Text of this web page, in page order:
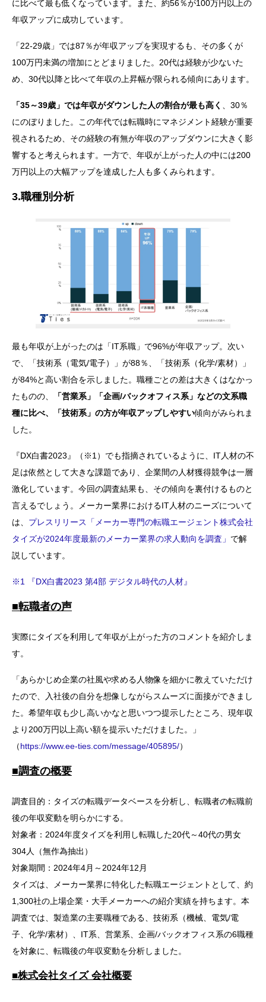
に比べて最も低くなっています。また、約56％が100万円以上の
年収アップに成功しています。
「22-29歳」では87％が年収アップを実現するも、その多くが
100万円未満の増加にとどまりました。20代は経験が少ないた
め、30代以降と比べて年収の上昇幅が限られる傾向にあります。
「35～39歳」では年収がダウンした人の割合が最も高く
、30％
にのぼりました。この年代では転職時にマネジメント経験が重要
視されるため、その経験の有無が年収のアップダウンに大きく影
響すると考えられます。一方で、年収が上がった人の中には200
万円以上の大幅アップを達成した人も多くみられます。
3.職種別分析
最も年収が上がったのは「IT系職」で96%が年収アップ。次い
で、「技術系（電気/電子）」が88％、「技術系（化学/素材）」
が84%と高い割合を示しました。職種ごとの差は大きくはなかっ
たものの、
「営業系」「企画/バックオフィス系」などの文系職
種に比べ、「技術系」の方が年収アップしやすい傾向がみられま
した。
『DX白書2023』（※1）でも指摘されているように、IT人材の不
足は依然として大きな課題であり、企業間の人材獲得競争は一層
激化しています。今回の調査結果も、その傾向を裏付けるものと
言えるでしょう。メーカー業界におけるIT人材のニーズについて
は、 プレスリリース「メーカー専門の転職エージェント株式会社
タイズが2024年度最新のメーカー業界の求人動向を調査」 で解
説しています。
※1 『DX白書2023 第4部 デジタル時代の人材』
■転職者の声
実際にタイズを利用して年収が上がった方のコメントを紹介しま
す。
「あらかじめ企業の社風や求める人物像を細かに教えていただけ
たので、入社後の自分を想像しながらスムーズに面接ができまし
た。希望年収も少し高いかなと思いつつ提示したところ、現年収
より200万円以上高い額を提示いただけました。」
（https://www.ee-ties.com/message/405895/）
■調査の概要
調査目的：タイズの転職データベースを分析し、転職者の転職前
後の年収変動を明らかにする。
対象者：2024年度タイズを利用し転職した20代～40代の男女
304人（無作為抽出）
対象期間：2024年4月～2024年12月
タイズは、メーカー業界に特化した転職エージェントとして、約
1,300社の上場企業・大手メーカーへの紹介実績を持ちます。本
調査では、製造業の主要職種である、技術系（機械、電気/電
子、化学/素材）、IT系、営業系、企画/バックオフィス系の6職種
を対象に、転職後の年収変動を分析しました。
■株式会社タイズ 会社概要